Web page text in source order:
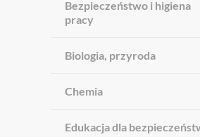
Bezpieczeństwo i higiena
pracy
Biologia, przyroda
Chemia
Edukacja dla